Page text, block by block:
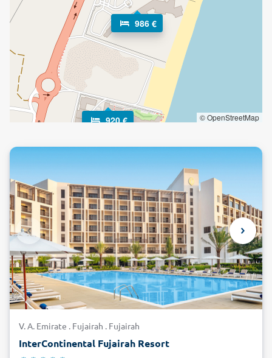
920 €
986 €
© OpenStreetMap
V. A. Emirate . Fujairah . Fujairah
InterContinental Fujairah Resort